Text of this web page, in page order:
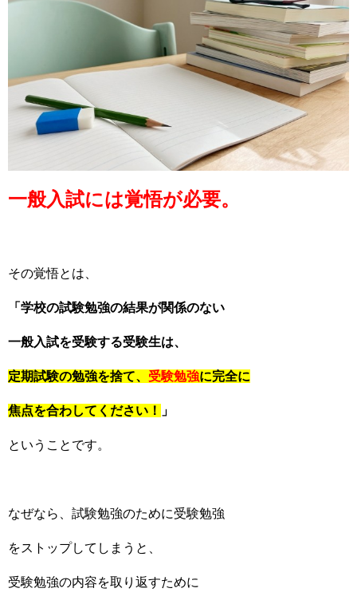
一般入試には覚悟が必要。
その覚悟とは、
「学校の試験勉強の結果が関係のない
一般入試を受験する受験生は、
定期試験の勉強を捨て、 受験勉強に完全に
焦点を合わしてください！ 」
ということです。
なぜなら、試験勉強のために受験勉強
をストップしてしまうと、
受験勉強の内容を取り返すために